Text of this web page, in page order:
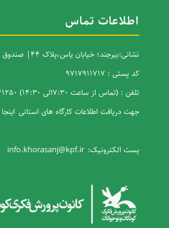
اطلاعات تماس
نشانی:بیرجند؛ خیابان یاس،پلاک 44| صندوق پستی: 173
کد پستی : 9717911717
تلفن : (تماس از ساعت 7:30الی 14:30) 32341250-056
جهت دریافت اطلاعات کارگاه های استانی اینجا
پست الکترونیک: info.khorasanj@kpf.ir